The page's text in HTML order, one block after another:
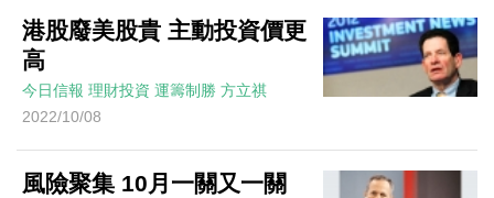
港股廢美股貴 主動投資價更
高
今日信報 理財投資 運籌制勝 方立祺
2022/10/08
風險聚集 10月一關又一關